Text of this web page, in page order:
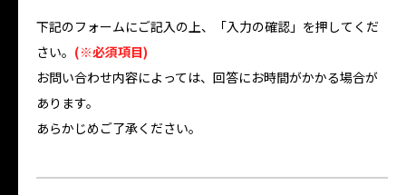
下記のフォームにご記入の上、「入力の確認」を押してくだ
さい。 (※必須項目)
お問い合わせ内容によっては、回答にお時間がかかる場合が
あります。
あらかじめご了承ください。